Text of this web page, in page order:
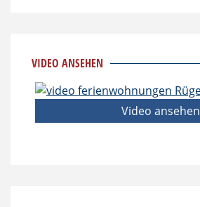
VIDEO ANSEHEN
Video ansehen